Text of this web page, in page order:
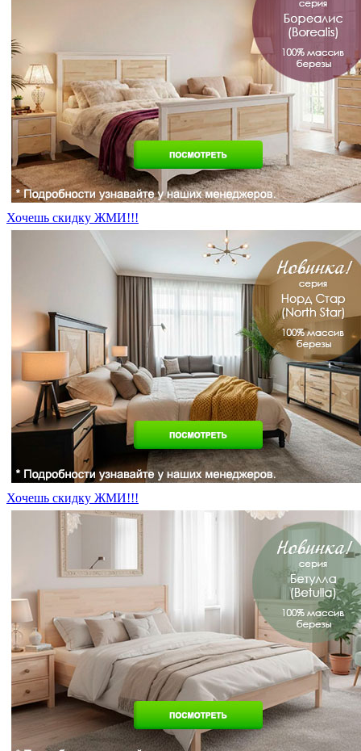
Хочешь скидку ЖМИ!!!
Хочешь скидку ЖМИ!!!